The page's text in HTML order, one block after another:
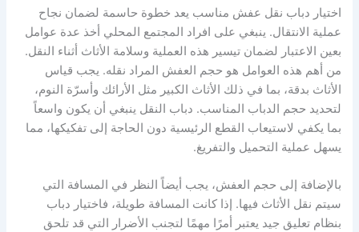
اختيار دباب نقل عفش مناسب يعد خطوة حاسمة لضمان نجاح
عملية الانتقال. ينبغي على افراد المجتمع المحلي أخذ عدة عوامل
بعين الاعتبار لضمان تيسير هذه العملية وسلامة الأثاث أثناء النقل.
من أهم هذه العوامل هو حجم العفش المراد نقله. يجب قياس
الأثاث بدقة، بما في ذلك الأثاث الكبير مثل الأرائك وأسرّة النوم،
لتحديد حجم الدباب المناسب. دباب النقل ينبغي أن يكون واسعاً
بما يكفي لاستيعاب القطع الرئيسية دون الحاجة إلى تفكيكها، مما
يسهل عملية التحميل والتفريغ.
بالإضافة إلى حجم العفش، يجب أيضاً النظر في المسافة التي
سيتم نقل الأثاث فيها. إذا كانت المسافة طويلة، فاختيار دباب
بنظام تعليق جيد يعتبر أمرًا مهمًا لتجنب الأضرار التي قد تلحق